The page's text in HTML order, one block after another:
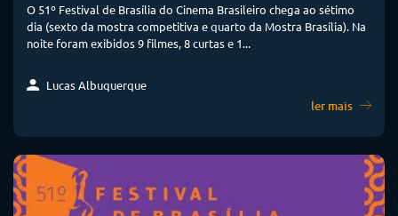
O 51º Festival de Brasília do Cinema Brasileiro chega ao sétimo
dia (sexto da mostra competitiva e quarto da Mostra Brasília). Na
noite foram exibidos 9 filmes, 8 curtas e 1...
Lucas Albuquerque
ler mais